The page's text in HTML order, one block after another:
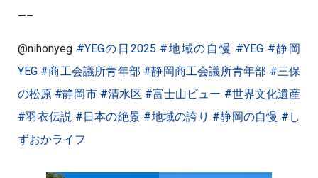
—–
@nihonyeg #YEGの日2025 #地域の自慢 #YEG #静岡
YEG #商工会議所青年部 #静岡商工会議所青年部 #三保
の松原 #静岡市 #清水区 #富士山ビュー #世界文化遺産
#羽衣伝説 #日本の絶景 #地域の誇り #静岡の自慢 #し
ずおかライフ